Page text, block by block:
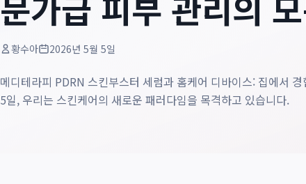
황수아 2026년 5월 5일
메디테라피 PDRN 스킨부스터 세럼과 홈케어 디바이스: 집에서
5일, 우리는 스킨케어의 새로운 패러다임을 목격하고 있습니다.